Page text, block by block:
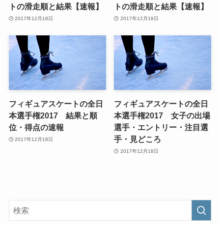
トの滑走順と結果【速報】
2017年12月18日
トの滑走順と結果【速報】
2017年12月18日
フィギュアスケートの全日
本選手権2017 結果と順
位・得点の速報
2017年12月18日
フィギュアスケートの全日
本選手権2017 女子の出場
選手・エントリー・注目選
手・見どころ
2017年12月18日